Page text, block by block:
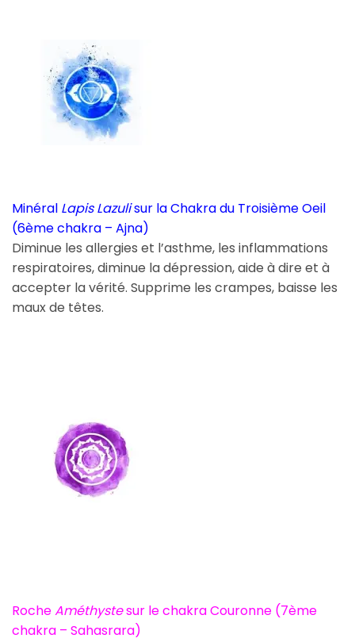
Minéral Lapis Lazulisur la Chakra du Troisième Oeil
(6ème chakra – Ajna)
Diminue les allergies et l’asthme, les inflammations
respiratoires, diminue la dépression, aide à dire et à
accepter la vérité. Supprime les crampes, baisse les
maux de têtes.
RocheAméthystesur le chakra Couronne (7ème
chakra – Sahasrara)